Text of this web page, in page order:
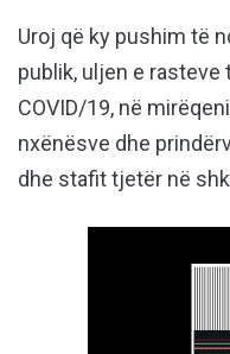
Uroj që ky pushim të
publik, uljen e
COVID/19, në
nxënësve dhe
dhe stafit tjetër në